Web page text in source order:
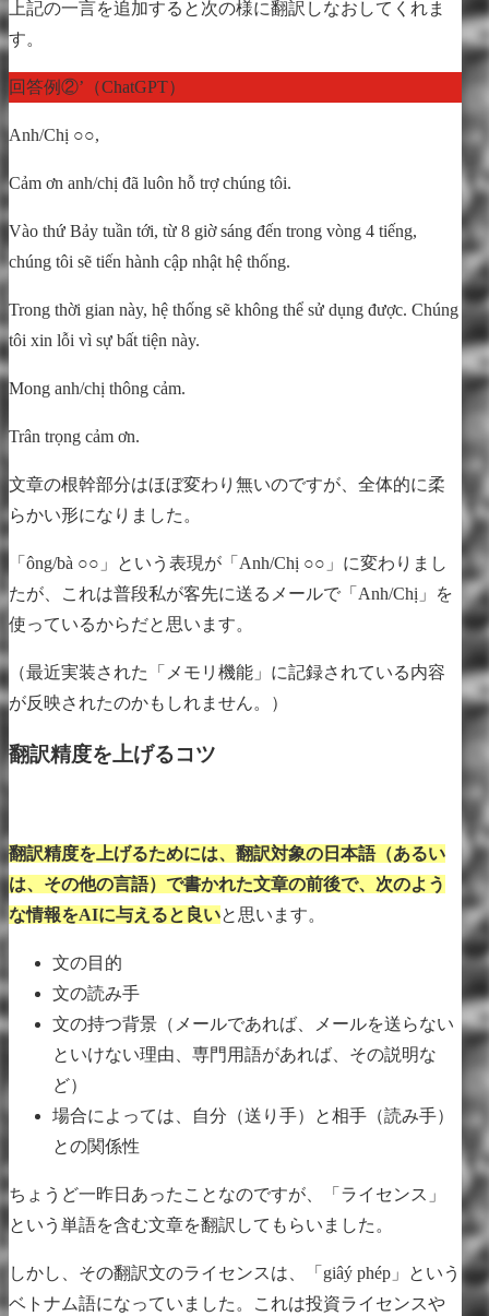
上記の一言を追加すると次の様に翻訳しなおしてくれま
す。
回答例②’（ChatGPT）
Anh/Chị ○○,
Cảm ơn anh/chị đã luôn hỗ trợ chúng tôi.
Vào thứ Bảy tuần tới, từ 8 giờ sáng đến trong vòng 4 tiếng,
chúng tôi sẽ tiến hành cập nhật hệ thống.
Trong thời gian này, hệ thống sẽ không thể sử dụng được. Chúng
tôi xin lỗi vì sự bất tiện này.
Mong anh/chị thông cảm.
Trân trọng cảm ơn.
文章の根幹部分はほぼ変わり無いのですが、全体的に柔
らかい形になりました。
「ông/bà ○○」という表現が「Anh/Chị ○○」に変わりまし
たが、これは普段私が客先に送るメールで「Anh/Chị」を
使っているからだと思います。
（最近実装された「メモリ機能」に記録されている内容
が反映されたのかもしれません。）
翻訳精度を上げるコツ
翻訳精度を上げるためには、翻訳対象の日本語（あるい
は、その他の言語）で書かれた文章の前後で、次のよう
な情報をAIに与えると良いと思います。
文の目的
文の読み手
文の持つ背景（メールであれば、メールを送らない
といけない理由、専門用語があれば、その説明な
ど）
場合によっては、自分（送り手）と相手（読み手）
との関係性
ちょうど一昨日あったことなのですが、「ライセンス」
という単語を含む文章を翻訳してもらいました。
しかし、その翻訳文のライセンスは、「giâý phép」という
ベトナム語になっていました。これは投資ライセンスや